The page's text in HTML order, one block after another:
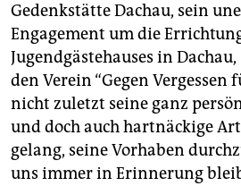
Gedenkstätte Dachau, sein
Engagement um die
Jugendgästehauses in
den Verein “Gegen
nicht zuletzt seine ganz
und doch auch hartnäckige
gelang, seine Vorhaben
uns immer in Erinnerung